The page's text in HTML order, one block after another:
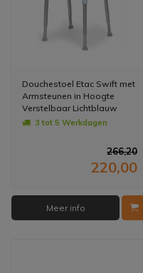
Douchestoel Etac Swift met
Armsteunen in Hoogte
Verstelbaar Lichtblauw
(draagvermogen tot 130 kg)
3 tot 5 Werkdagen
266,20
220,00
Meer info